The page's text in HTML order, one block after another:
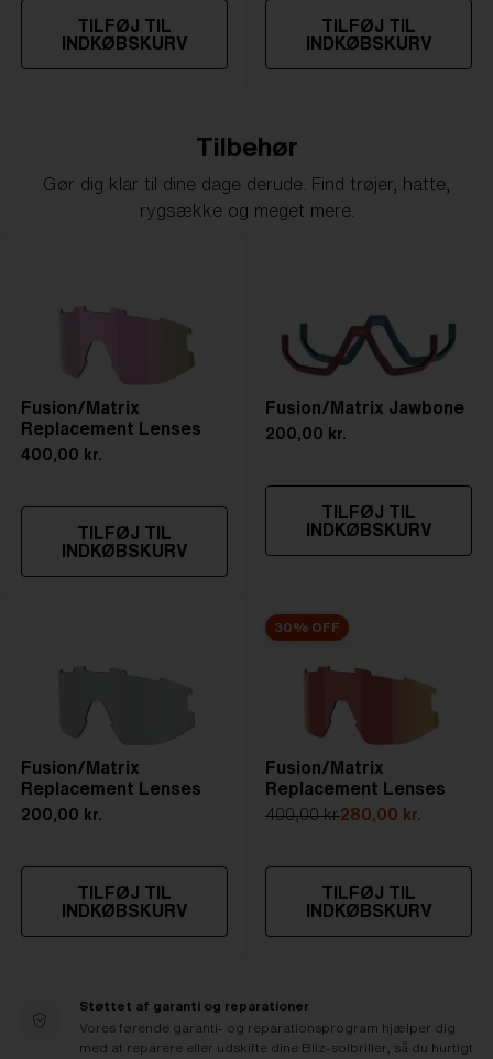
TILFØJ TIL
INDKØBSKURV
TILFØJ TIL
INDKØBSKURV
Tilbehør
Gør dig klar til dine dage derude. Find trøjer, hatte,
rygsække og meget mere.
Fusion/Matrix
Replacement Lenses
400,00 kr.
TILFØJ TIL
INDKØBSKURV
Fusion/Matrix Jawbone
200,00 kr.
TILFØJ TIL
INDKØBSKURV
Fusion/Matrix
Replacement Lenses
200,00 kr.
TILFØJ TIL
INDKØBSKURV
30% OFF
Fusion/Matrix
Replacement Lenses
400,00 kr.280,00 kr.
TILFØJ TIL
INDKØBSKURV
Støttet af garanti og reparationer
Vores førende garanti- og reparationsprogram hjælper dig
med at reparere eller udskifte dine Bliz-solbriller, så du hurtigt